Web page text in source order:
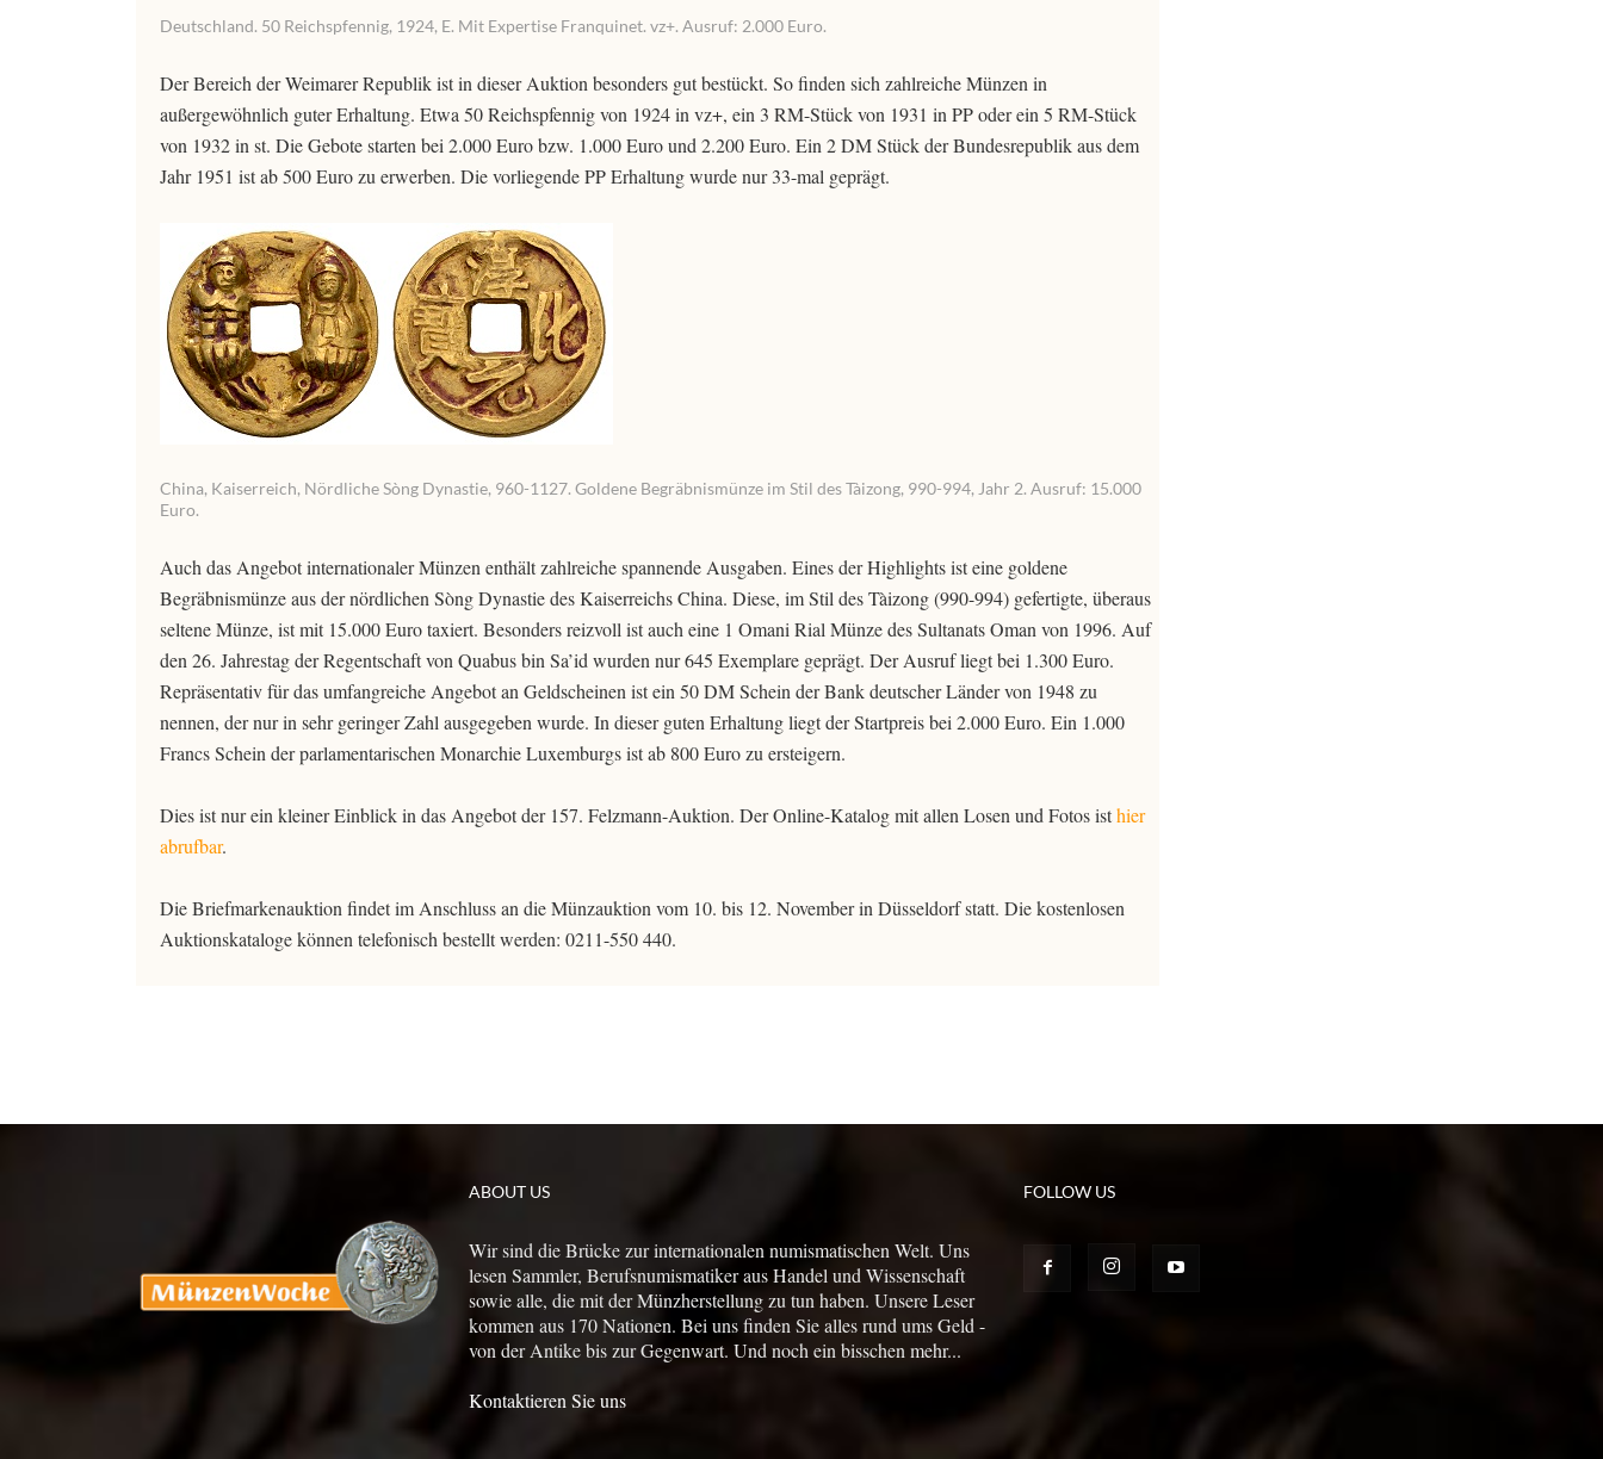
Deutschland. 50 Reichspfennig, 1924, E. Mit Expertise Franquinet. vz+. Ausruf: 2.000 Euro.
Der Bereich der Weimarer Republik ist in dieser Auktion besonders gut bestückt. So finden sich zahlreiche Münzen in
außergewöhnlich guter Erhaltung. Etwa 50 Reichspfennig von 1924 in vz+, ein 3 RM-Stück von 1931 in PP oder ein 5 RM-Stück
von 1932 in st. Die Gebote starten bei 2.000 Euro bzw. 1.000 Euro und 2.200 Euro. Ein 2 DM Stück der Bundesrepublik aus dem
Jahr 1951 ist ab 500 Euro zu erwerben. Die vorliegende PP Erhaltung wurde nur 33-mal geprägt.
China, Kaiserreich, Nördliche Sòng Dynastie, 960-1127. Goldene Begräbnismünze im Stil des Tàizong, 990-994, Jahr 2. Ausruf: 15.000
Euro.
Auch das Angebot internationaler Münzen enthält zahlreiche spannende Ausgaben. Eines der Highlights ist eine goldene
Begräbnismünze aus der nördlichen Sòng Dynastie des Kaiserreichs China. Diese, im Stil des Tàizong (990-994) gefertigte, überaus
seltene Münze, ist mit 15.000 Euro taxiert. Besonders reizvoll ist auch eine 1 Omani Rial Münze des Sultanats Oman von 1996. Auf
den 26. Jahrestag der Regentschaft von Quabus bin Sa’id wurden nur 645 Exemplare geprägt. Der Ausruf liegt bei 1.300 Euro.
Repräsentativ für das umfangreiche Angebot an Geldscheinen ist ein 50 DM Schein der Bank deutscher Länder von 1948 zu
nennen, der nur in sehr geringer Zahl ausgegeben wurde. In dieser guten Erhaltung liegt der Startpreis bei 2.000 Euro. Ein 1.000
Francs Schein der parlamentarischen Monarchie Luxemburgs ist ab 800 Euro zu ersteigern.
Dies ist nur ein kleiner Einblick in das Angebot der 157. Felzmann-Auktion. Der Online-Katalog mit allen Losen und Fotos isthier
abrufbar.
Die Briefmarkenauktion findet im Anschluss an die Münzauktion vom 10. bis 12. November in Düsseldorf statt. Die kostenlosen
Auktionskataloge können telefonisch bestellt werden: 0211-550 440.
ABOUT US
Wir sind die Brücke zur internationalen numismatischen Welt. Uns
lesen Sammler, Berufsnumismatiker aus Handel und Wissenschaft
sowie alle, die mit der Münzherstellung zu tun haben. Unsere Leser
kommen aus 170 Nationen. Bei uns finden Sie alles rund ums Geld -
von der Antike bis zur Gegenwart. Und noch ein bisschen mehr...
Kontaktieren Sie uns
FOLLOW US